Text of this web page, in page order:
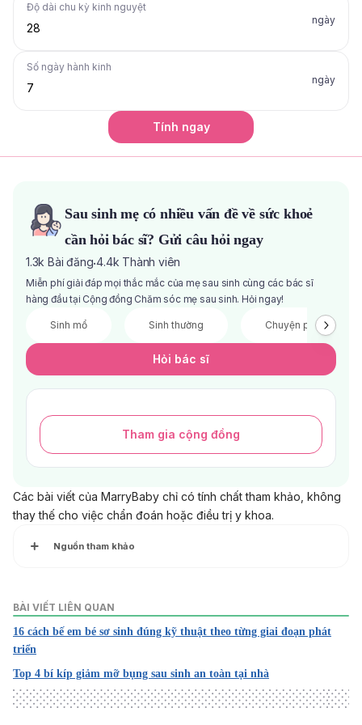
Độ dài chu kỳ kinh nguyệt
ngày
Số ngày hành kinh
ngày
Tính ngay
Sau sinh mẹ có nhiều vấn đề về sức khoẻ
cần hỏi bác sĩ? Gửi câu hỏi ngay
1.3k Bài đăng·4.4k Thành viên
Miễn phí giải đáp mọi thắc mắc của mẹ sau sinh cùng các bác sĩ
hàng đầu tại Cộng đồng Chăm sóc mẹ sau sinh. Hỏi ngay!
Sinh mổ Sinh thường Chuyện phòng the
Hỏi bác sĩ
Tham gia cộng đồng
Các bài viết của MarryBaby chỉ có tính chất tham khảo, không
thay thế cho việc chẩn đoán hoặc điều trị y khoa.
Nguồn tham khảo
https://www.ncbi.nlm.nih.gov/books/NBK304191/Ngày truy
cập 08/6/2025
Postnatal Care for Mothers and Newborns
https://www.who.int/docs/default-source/mca-
BÀI VIẾT LIÊN QUAN
16 cách bế em bé sơ sinh đúng kỹ thuật theo từng giai đoạn phát
triển
Top 4 bí kíp giảm mỡ bụng sau sinh an toàn tại nhà